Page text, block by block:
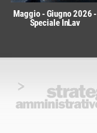
Maggio - Giugno 2026 -
Speciale InLav